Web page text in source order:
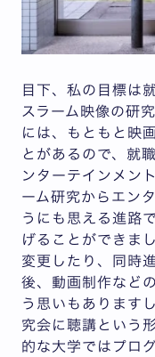
目下、私の目標は
スラーム映像の研
には、もともと映
とがあるので、就
ンターテインメン
ーム研究からエン
うにも思える進路
げることができま
変更したり、同時
後、動画制作など
う思いもあります
究会に聴講という
的な大学ではプロ